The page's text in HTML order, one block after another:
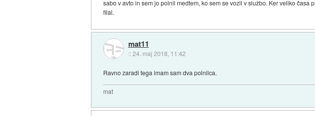
sabo v avto in sem jo polnil medtem, ko sem se vozil v službo. Ker veliko
filal.
mat11
::24. maj 2018, 11:42
Ravno zaradi tega imam sam dva polnilca.
mat